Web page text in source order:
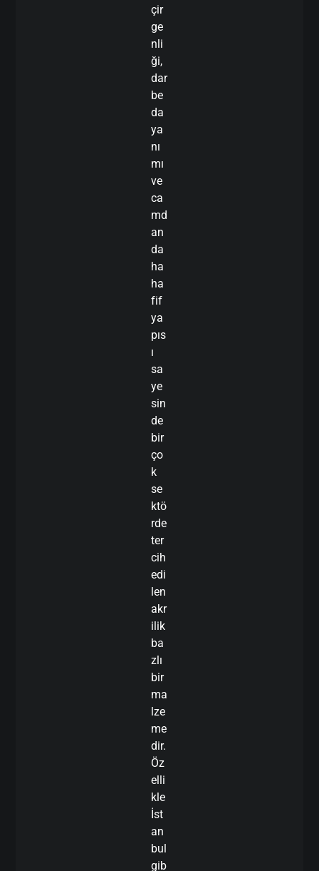
çir
ge
nli
ği,
dar
be
da
ya
nı
mı
ve
ca
md
an
da
ha
ha
fif
ya
pıs
ı
sa
ye
sin
de
bir
ço
k
se
ktö
rde
ter
cih
edi
len
akr
ilik
ba
zlı
bir
ma
lze
me
dir.
Öz
elli
kle
İst
an
bul
gib